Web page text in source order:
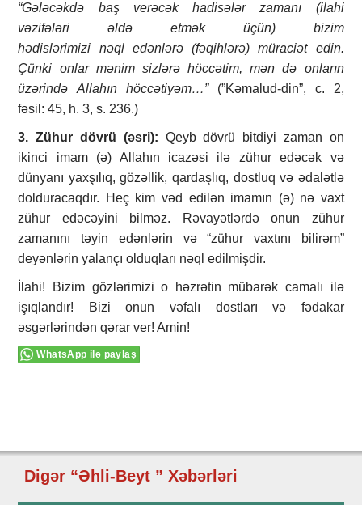
“Gələcəkdə baş verəcək hadisələr zamanı (ilahi
vəzifələriəldə etmək üçün)bizim
hədislərimizi nəqledənlərə (fəqihlərə) müraciət edin.
Çünki onlar mənim sizlərə höccətim, mən də onların
üzərində Allahın höccətiyəm…”(”Kəmalud-din”, c. 2,
fəsil: 45, h. 3, s. 236.)
3.Zühur dövrü (əsri): Qeyb dövrü bitdiyi zaman on
ikinci imam (ə) Allahın icazəsi ilə zühur edəcək və
dünyanı yaxşılıq, gözəllik, qardaşlıq, dostluq və ədalətlə
dolduracaqdır. Heç kim vəd edilən imamın (ə) nə vaxt
zühur edəcəyini bilməz. Rəvayətlərdə onun zühur
zamanını təyin edənlərin və “zühur vaxtını bilirəm”
deyənlərin yalançı olduqları nəql edilmişdir.
İlahi! Bizim gözlərimizi o həzrətin mübarək camalı ilə
işıqlandır! Bizi onun vəfalı dostları və fədakar
əsgərlərindən qərar ver! Amin!
WhatsApp ilə paylaş
Digər “Əhli-Beyt ” Xəbərləri